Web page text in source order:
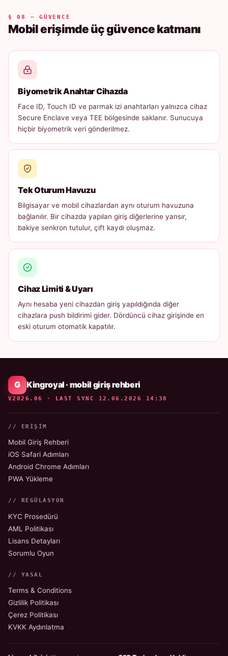
§ 08 — GÜVENCE
Mobil erişimde üç güvence katmanı
Biyometrik Anahtar Cihazda
Face ID, Touch ID ve parmak izi anahtarları yalnızca cihaz
Secure Enclave veya TEE bölgesinde saklanır. Sunucuya
hiçbir biyometrik veri gönderilmez.
Tek Oturum Havuzu
Bilgisayar ve mobil cihazlardan aynı oturum havuzuna
bağlanılır. Bir cihazda yapılan giriş diğerlerine yansır,
bakiye senkron tutulur, çift kaydı oluşmaz.
Cihaz Limiti & Uyarı
Aynı hesaba yeni cihazdan giriş yapıldığında diğer
cihazlara push bildirimi gider. Dördüncü cihaz girişinde en
eski oturum otomatik kapatılır.
Kingroyal · mobil giriş rehberi
V2026.06 · LAST SYNC 12.06.2026 14:38
// ERIŞIM
Mobil Giriş Rehberi
iOS Safari Adımları
Android Chrome Adımları
PWA Yükleme
// REGÜLASYON
KYC Prosedürü
AML Politikası
Lisans Detayları
Sorumlu Oyun
// YASAL
Terms & Conditions
Gizlilik Politikası
Çerez Politikası
KVKK Aydınlatma